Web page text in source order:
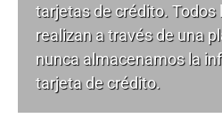
tarjetas de crédito. Todos
realizan a través de una
nunca almacenamos la
tarjeta de crédito.